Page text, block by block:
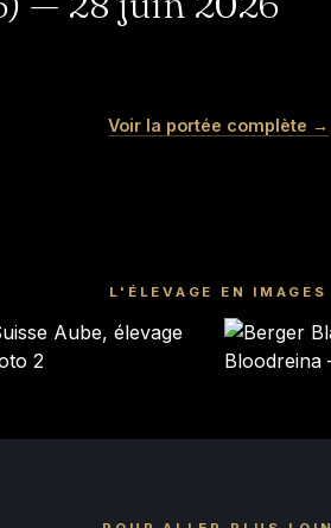
Voir la portée complète →
L'ÉLEVAGE EN IMAGES